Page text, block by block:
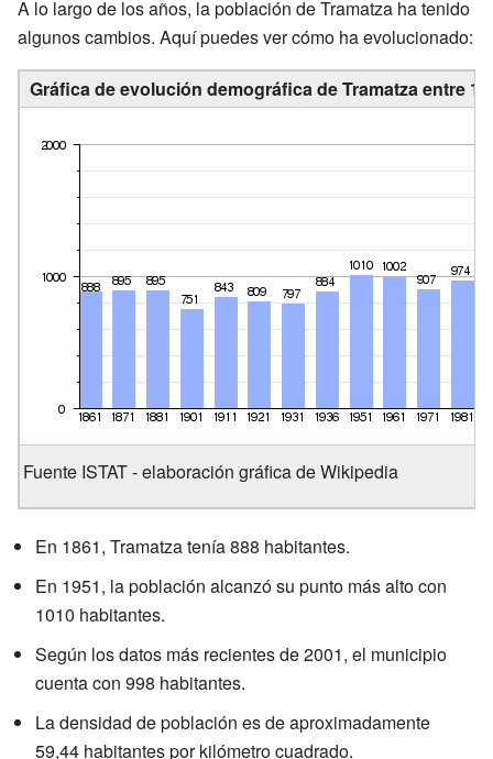
A lo largo de los años, la población de Tramatza ha tenido
algunos cambios. Aquí puedes ver cómo ha evolucionado:
Gráfica de evolución demográfica de Tramatza entre
Fuente ISTAT - elaboración gráfica de Wikipedia
En 1861, Tramatza tenía 888 habitantes.
En 1951, la población alcanzó su punto más alto con
1010 habitantes.
Según los datos más recientes de 2001, el municipio
cuenta con 998 habitantes.
La densidad de población es de aproximadamente
59,44 habitantes por kilómetro cuadrado.